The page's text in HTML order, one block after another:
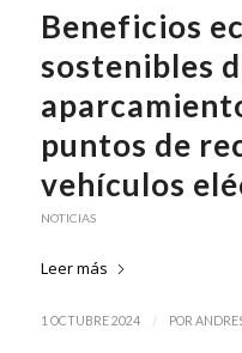
Beneficios
sostenibles
puntos de
vehículos
NOTICIAS
Leer más
1 OCTUBRE 2024 / POR